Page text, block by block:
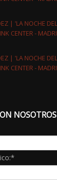
NOSOTROS
*